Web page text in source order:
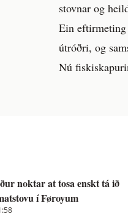
stovnar og
Ein
útróðri, og
Nú
noktar at tosa enskt tá ið
í Føroyum